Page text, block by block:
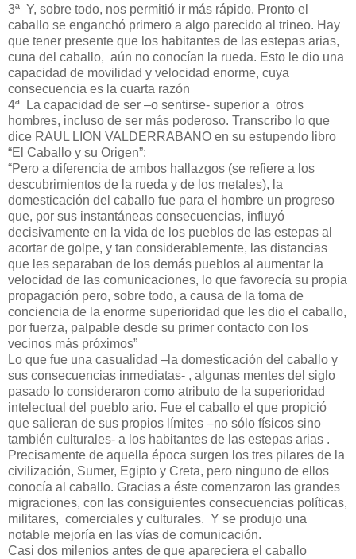
3ª Y, sobre todo, nos permitió ir más rápido. Pronto el
caballo se enganchó primero a algo parecido al trineo. Hay
que tener presente que los habitantes de las estepas arias,
cuna del caballo, aún no conocían la rueda. Esto le dio una
capacidad de movilidad y velocidad enorme, cuya
consecuencia es la cuarta razón
4ª La capacidad de ser –o sentirse- superior a otros
hombres, incluso de ser más poderoso. Transcribo lo que
dice RAUL LION VALDERRABANO en su estupendo libro
“El Caballo y su Origen”:
“Pero a diferencia de ambos hallazgos (se refiere a los
descubrimientos de la rueda y de los metales), la
domesticación del caballo fue para el hombre un progreso
que, por sus instantáneas consecuencias, influyó
decisivamente en la vida de los pueblos de las estepas al
acortar de golpe, y tan considerablemente, las distancias
que les separaban de los demás pueblos al aumentar la
velocidad de las comunicaciones, lo que favorecía su propia
propagación pero, sobre todo, a causa de la toma de
conciencia de la enorme superioridad que les dio el caballo,
por fuerza, palpable desde su primer contacto con los
vecinos más próximos”
Lo que fue una casualidad –la domesticación del caballo y
sus consecuencias inmediatas- , algunas mentes del siglo
pasado lo consideraron como atributo de la superioridad
intelectual del pueblo ario. Fue el caballo el que propició
que salieran de sus propios límites –no sólo físicos sino
también culturales- a los habitantes de las estepas arias .
Precisamente de aquella época surgen los tres pilares de la
civilización, Sumer, Egipto y Creta, pero ninguno de ellos
conocía al caballo. Gracias a éste comenzaron las grandes
migraciones, con las consiguientes consecuencias políticas,
militares, comerciales y culturales. Y se produjo una
notable mejoría en las vías de comunicación.
Casi dos milenios antes de que apareciera el caballo